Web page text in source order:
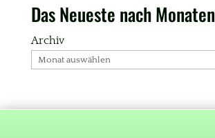
Das Neueste nach Monaten
Archiv